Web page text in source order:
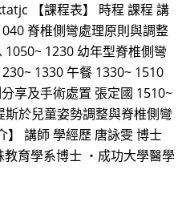
【課程表】 時程 課程 講
脊椎側彎處理原則與調整
1230 幼年型脊椎側彎
1330 午餐 1330~ 1510
享及手術處置 張定國 1510~
於兒童姿勢調整與脊椎側彎
】 講師 學經歷 唐詠雯 博士
教育學系博士 ・成功大學醫學